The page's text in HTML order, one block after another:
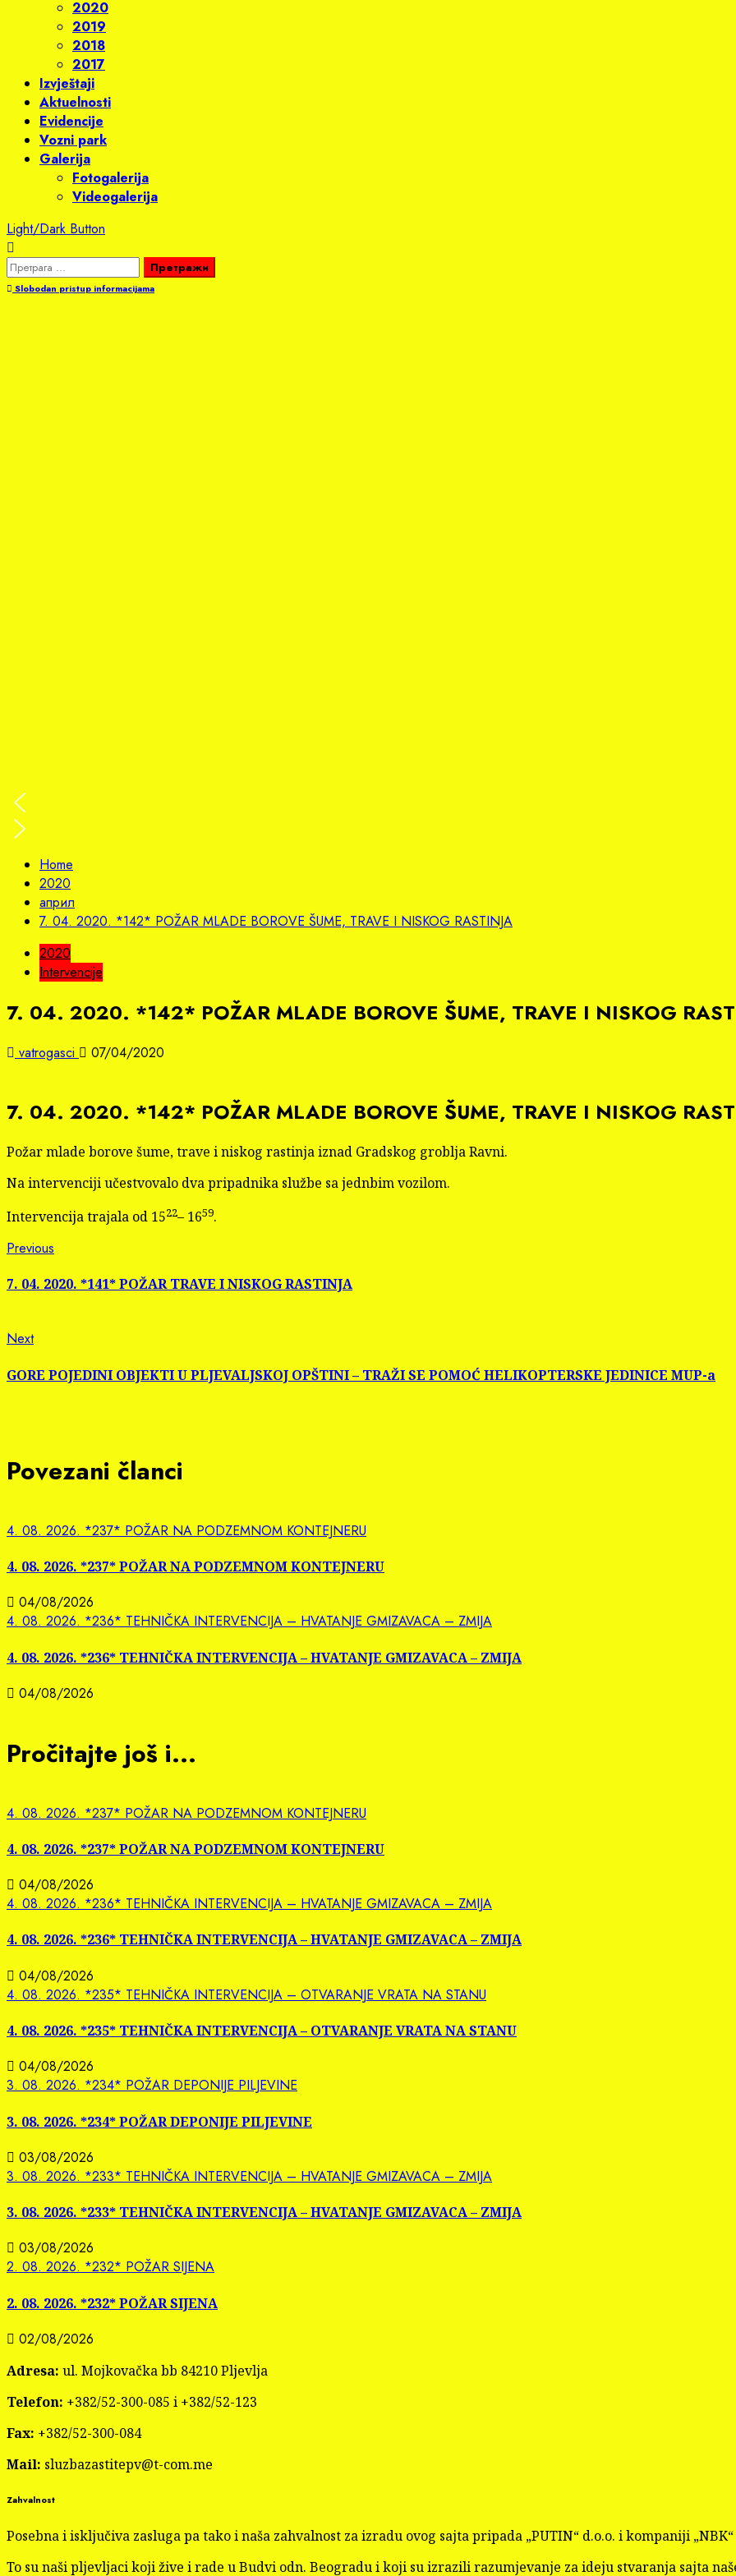
2020
2019
2018
2017
Izvještaji
Aktuelnosti
Evidencije
Vozni park
Galerija
Fotogalerija
Videogalerija
Light/Dark Button
Претрага
за:Slobodan pristup informacijama
Home
2020
април
7. 04. 2020. *142* POŽAR MLADE BOROVE ŠUME, TRAVE I NISKOG RASTINJA
2020
Intervencije
7. 04. 2020. *142* POŽAR MLADE BOROVE ŠUME, TRAVE I NISKOG
vatrogasci 07/04/2020
7. 04. 2020. *142* POŽAR MLADE BOROVE ŠUME, TRAVE I NISKOG
Požar mlade borove šume, trave i niskog rastinja iznad Gradskog groblja Ravni.
Na intervenciji učestvovalo dva pripadnika službe sa jednbim vozilom.
Intervencija trajala od 1522– 1659.
Continue
Reading
Previous
7. 04. 2020. *141* POŽAR TRAVE I NISKOG RASTINJA
NextNext
GORE POJEDINI OBJEKTI U PLJEVALJSKOJ OPŠTINI – TRAŽI SE POMOĆ HELIKOPTERSKE JEDINICE MUP-a
Povezani članci
4. 08. 2026. *237* POŽAR NA PODZEMNOM KONTEJNERU
4. 08. 2026. *237* POŽAR NA PODZEMNOM KONTEJNERU
04/08/2026
4. 08. 2026. *236* TEHNIČKA INTERVENCIJA – HVATANJE GMIZAVACA – ZMIJA
4. 08. 2026. *236* TEHNIČKA INTERVENCIJA – HVATANJE GMIZAVACA – ZMIJA
04/08/2026
Pročitajte još i...
4. 08. 2026. *237* POŽAR NA PODZEMNOM KONTEJNERU
4. 08. 2026. *237* POŽAR NA PODZEMNOM KONTEJNERU
04/08/2026
4. 08. 2026. *236* TEHNIČKA INTERVENCIJA – HVATANJE GMIZAVACA – ZMIJA
4. 08. 2026. *236* TEHNIČKA INTERVENCIJA – HVATANJE GMIZAVACA – ZMIJA
04/08/2026
4. 08. 2026. *235* TEHNIČKA INTERVENCIJA – OTVARANJE VRATA NA STANU
4. 08. 2026. *235* TEHNIČKA INTERVENCIJA – OTVARANJE VRATA NA STANU
04/08/2026
3. 08. 2026. *234* POŽAR DEPONIJE PILJEVINE
3. 08. 2026. *234* POŽAR DEPONIJE PILJEVINE
03/08/2026
3. 08. 2026. *233* TEHNIČKA INTERVENCIJA – HVATANJE GMIZAVACA – ZMIJA
3. 08. 2026. *233* TEHNIČKA INTERVENCIJA – HVATANJE GMIZAVACA – ZMIJA
03/08/2026
2. 08. 2026. *232* POŽAR SIJENA
2. 08. 2026. *232* POŽAR SIJENA
02/08/2026
Adresa: ul. Mojkovačka bb 84210 Pljevlja
Telefon: +382/52-300-085 i +382/52-123
Fax: +382/52-300-084
Mail: sluzbazastitepv@t-com.me
Zahvalnost
Posebna i isključiva zasluga pa tako i naša zahvalnost za izradu ovog sajta pripada „PUTIN“ d.o.o. i kompaniji
To su naši pljevljaci koji žive i rade u Budvi odn. Beogradu i koji su izrazili razumjevanje za ideju stvaranja sajta